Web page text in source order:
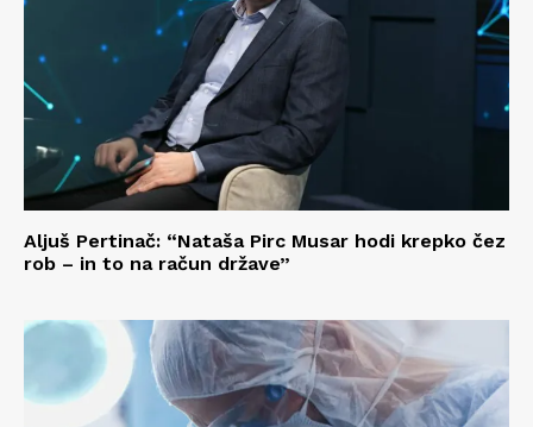
Aljuš Pertinač: “Nataša Pirc Musar hodi krepko čez
rob – in to na račun države”